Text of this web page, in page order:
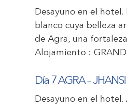
Desayuno en el
blanco cuya belleza
de Agra, una
Alojamiento :
Día 7 AGRA –
Desayuno en el